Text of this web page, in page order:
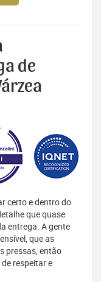
de
certo e dentro do
que quase
entrega. A gente
que as
pressas, então
respeitar e